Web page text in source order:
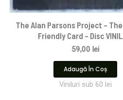
The Alan Parsons Project –
Friendly Card – Disc VINIL
59,00 lei
Adaugă În Coș
Viniluri sub 60 lei